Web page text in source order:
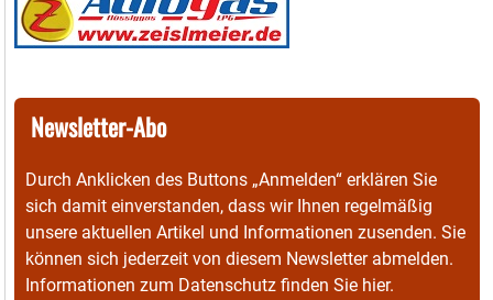
Newsletter-Abo
Durch Anklicken des Buttons „Anmelden“ erklären Sie
sich damit einverstanden, dass wir Ihnen regelmäßig
unsere aktuellen Artikel und Informationen zusenden. Sie
können sich jederzeit von diesem Newsletter abmelden.
Informationen zum Datenschutz finden Sie hier.